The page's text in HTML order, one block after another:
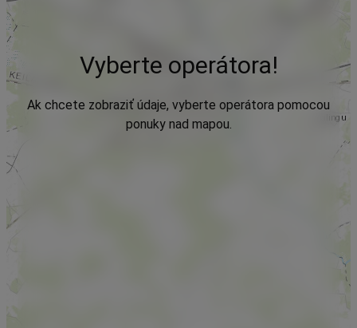
Vyberte operátora!
Ak chcete zobraziť údaje, vyberte operátora pomocou
ponuky nad mapou.